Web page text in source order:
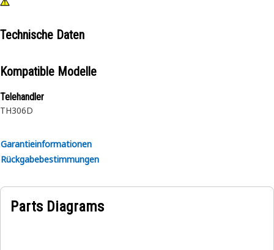
Technische Daten
Kompatible Modelle
Telehandler
TH306D
Garantieinformationen
Rückgabebestimmungen
Parts Diagrams